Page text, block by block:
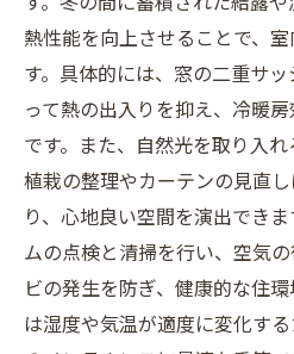
さ
熱性能を向上させることで、
す。具体的には、窓の二重サ
って熱の出入りを抑え、冷暖
です。また、自然光を取り入
植栽の整理やカーテンの見直
り、心地良い空間を演出でき
ムの点検と清掃を行い、空気
ビの発生を防ぎ、健康的な住
は湿度や気温が適度に変化す